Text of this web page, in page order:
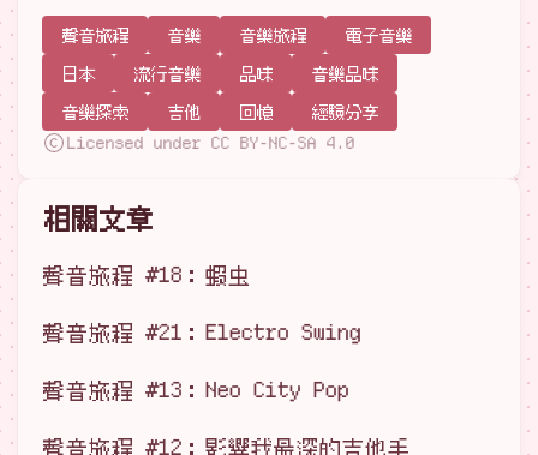
聲音旅程 音樂 音樂旅程
電子音樂
日本
流行音樂 品味
音樂品味
音樂探索
吉他 回憶
經驗分享
Licensed under CC BY-NC-SA 4.0
相關文章
聲音旅程 #18：蝦虫
聲音旅程 #21：Electro Swing
聲音旅程 #13：Neo City Pop
聲音旅程 #12：影響我最深的吉他手